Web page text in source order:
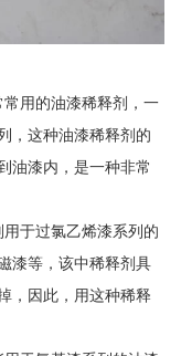
用的油漆稀释剂，一
，这种油漆稀释剂的
油漆内，是一种非常
于过氯乙烯漆系列的
漆等，该中稀释剂具
，因此，用这种稀释